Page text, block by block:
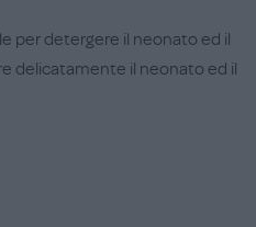
per detergere il neonato ed il
delicatamente il neonato ed il